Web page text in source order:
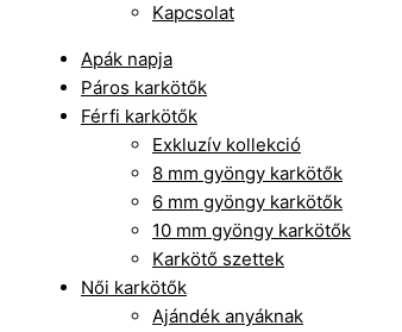
Kapcsolat
Apák napja
Páros karkötők
Férfi karkötők
Exkluzív kollekció
8 mm gyöngy karkötők
6 mm gyöngy karkötők
10 mm gyöngy karkötők
Karkötő szettek
Női karkötők
Ajándék anyáknak